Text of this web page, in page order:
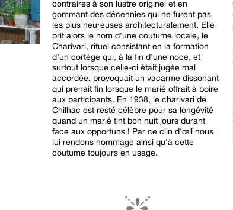
contraires à son lustre originel et en
gommant des décennies qui ne furent pas
les plus heureuses architecturalement. Elle
prit alors le nom d'une coutume locale, le
Charivari, rituel consistant en la formation
d’un cortège qui, à la fin d’une noce, et
surtout lorsque celle-ci était jugée mal
accordée, provoquait un vacarme dissonant
qui prenait fin lorsque le marié offrait à boire
aux participants. En 1938, le charivari de
Chilhac est resté célèbre pour sa longévité
quand un marié tint bon huit jours durant
face aux opportuns ! Par ce clin d'œil nous
lui rendons hommage ainsi qu'à cette
coutume toujours en usage.